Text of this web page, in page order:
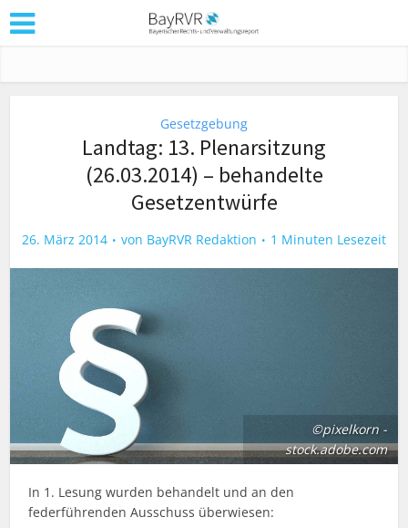
Gesetzgebung
Landtag: 13. Plenarsitzung
(26.03.2014) – behandelte
Gesetzentwürfe
26. März 2014 von BayRVR Redaktion 1 Minuten Lesezeit
©pixelkorn -
stock.adobe.com
In 1. Lesung wurden behandelt und an den
federführenden Ausschuss überwiesen: